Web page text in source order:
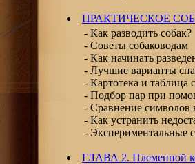
ПРАКТИЧЕСКОЕ
- Как разводить собак?
- Советы собаководам
- Как начинать
- Лучшие варианты
- Картотека и таблица
- Подбор пар при
- Сравнение символов
- Как устранить
- Экспериментальные
ГЛАВА 2. Племенной